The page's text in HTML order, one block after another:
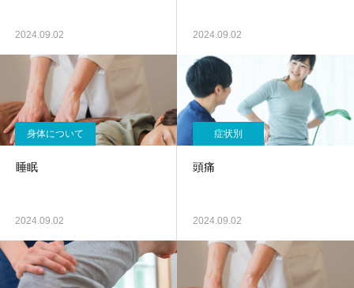
2024.09.02 2024.09.02
身体について
睡眠
2024.09.02
症状別
頭痛
2024.09.02